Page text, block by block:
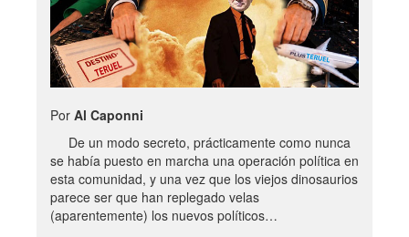
Por Al Caponni
De un modo secreto, prácticamente como nunca
se había puesto en marcha una operación política en
esta comunidad, y una vez que los viejos dinosaurios
parece ser que han replegado velas
(aparentemente) los nuevos políticos…